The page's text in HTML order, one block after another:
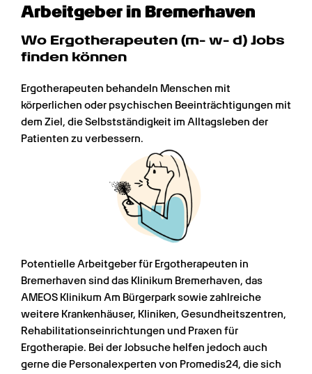
Arbeitgeber in Bremerhaven
Wo Ergotherapeuten (m- w- d) Jobs
finden können
Ergotherapeuten behandeln Menschen mit
körperlichen oder psychischen Beeinträchtigungen mit
dem Ziel, die Selbstständigkeit im Alltagsleben der
Patienten zu verbessern.
Potentielle Arbeitgeber für Ergotherapeuten in
Bremerhaven sind das Klinikum Bremerhaven, das
AMEOS Klinikum Am Bürgerpark sowie zahlreiche
weitere Krankenhäuser, Kliniken, Gesundheitszentren,
Rehabilitationseinrichtungen und Praxen für
Ergotherapie. Bei der Jobsuche helfen jedoch auch
gerne die Personalexperten von Promedis24, die sich